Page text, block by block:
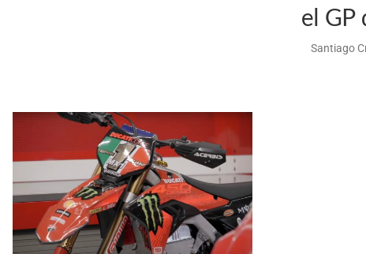
el GP
Santiago